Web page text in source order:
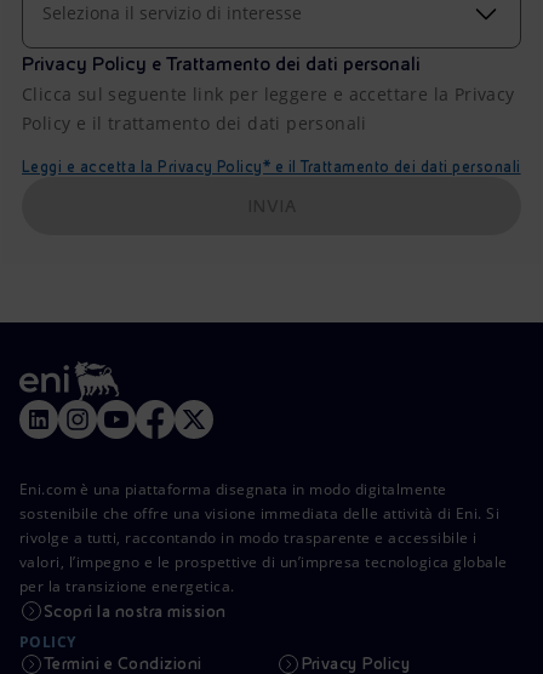
Seleziona il servizio di interesse
Privacy Policy e Trattamento dei dati personali
Clicca sul seguente link per leggere e accettare la Privacy
Policy e il trattamento dei dati personali
Leggi e accetta la Privacy Policy* e il Trattamento dei dati personali
Eni.com è una piattaforma disegnata in modo digitalmente
sostenibile che offre una visione immediata delle attività di Eni. Si
rivolge a tutti, raccontando in modo trasparente e accessibile i
valori, l’impegno e le prospettive di un’impresa tecnologica globale
per la transizione energetica.
Scopri la nostra mission
POLICY
Termini e Condizioni Privacy Policy